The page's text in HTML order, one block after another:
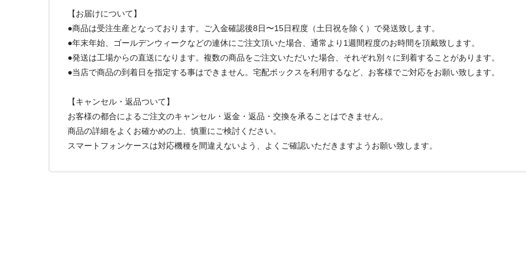
【お届けについて】
●商品は受注生産となっております。ご入金確認後8日〜15日程度（土日祝を除く）で発送致します。
●年末年始、ゴールデンウィークなどの連休にご注文頂いた場合、通常より1週間程度のお時間を頂戴致します。
●発送は工場からの直送になります。複数の商品をご注文いただいた場合、それぞれ別々に到着することがあります。
●当店で商品の到着日を指定する事はできません。宅配ボックスを利用するなど、お客様でご対応をお願い致します。
【キャンセル・返品ついて】
お客様の都合によるご注文のキャンセル・返金・返品・交換を承ることはできません。
商品の詳細をよくお確かめの上、慎重にご検討ください。
スマートフォンケースは対応機種を間違えないよう、よくご確認いただきますようお願い致します。